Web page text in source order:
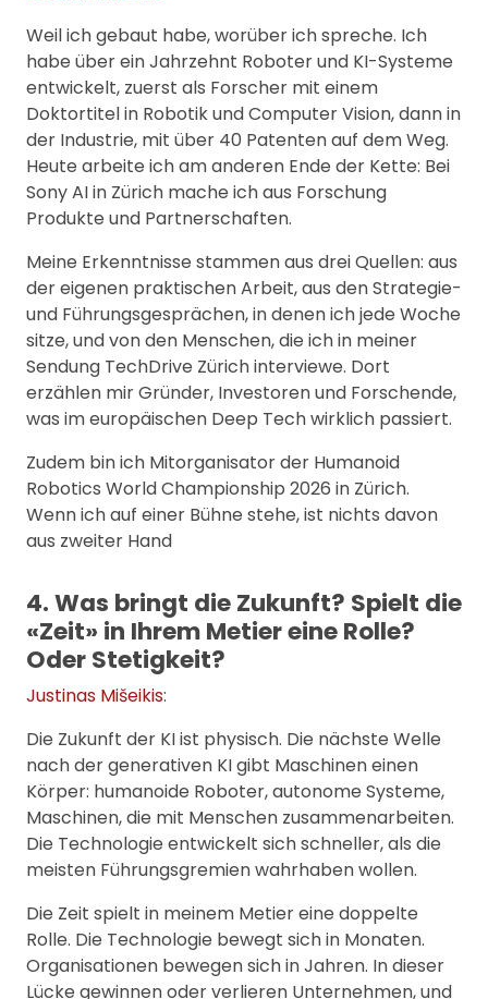
Weil ich gebaut habe, worüber ich spreche. Ich
habe über ein Jahrzehnt Roboter und KI-Systeme
entwickelt, zuerst als Forscher mit einem
Doktortitel in Robotik und Computer Vision, dann in
der Industrie, mit über 40 Patenten auf dem Weg.
Heute arbeite ich am anderen Ende der Kette: Bei
Sony AI in Zürich mache ich aus Forschung
Produkte und Partnerschaften.
Meine Erkenntnisse stammen aus drei Quellen: aus
der eigenen praktischen Arbeit, aus den Strategie-
und Führungsgesprächen, in denen ich jede Woche
sitze, und von den Menschen, die ich in meiner
Sendung TechDrive Zürich interviewe. Dort
erzählen mir Gründer, Investoren und Forschende,
was im europäischen Deep Tech wirklich passiert.
Zudem bin ich Mitorganisator der Humanoid
Robotics World Championship 2026 in Zürich.
Wenn ich auf einer Bühne stehe, ist nichts davon
aus zweiter Hand
4. Was bringt die Zukunft? Spielt die
«Zeit» in Ihrem Metier eine Rolle?
Oder Stetigkeit?
Justinas Mišeikis:
Die Zukunft der KI ist physisch. Die nächste Welle
nach der generativen KI gibt Maschinen einen
Körper: humanoide Roboter, autonome Systeme,
Maschinen, die mit Menschen zusammenarbeiten.
Die Technologie entwickelt sich schneller, als die
meisten Führungsgremien wahrhaben wollen.
Die Zeit spielt in meinem Metier eine doppelte
Rolle. Die Technologie bewegt sich in Monaten.
Organisationen bewegen sich in Jahren. In dieser
Lücke gewinnen oder verlieren Unternehmen, und